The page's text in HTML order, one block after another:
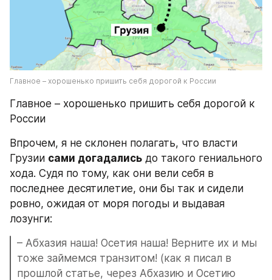
Главное – хорошенько пришить себя дорогой к России
Главное – хорошенько пришить себя дорогой к
России
Впрочем, я не склонен полагать, что власти
Грузии сами догадались до такого гениального
хода. Судя по тому, как они вели себя в
последнее десятилетие, они бы так и сидели
ровно, ожидая от моря погоды и выдавая
лозунги:
– Абхазия наша! Осетия наша! Верните их и мы
тоже займемся транзитом! (как я писал в
прошлой статье, через Абхазию и Осетию